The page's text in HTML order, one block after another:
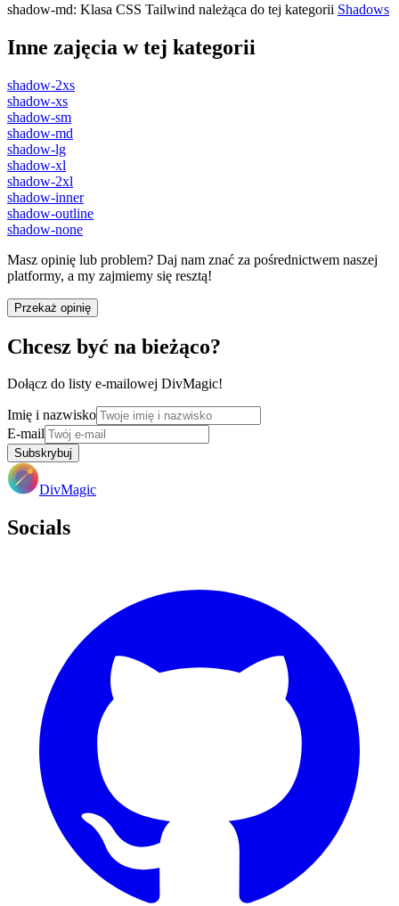
shadow-md: Klasa CSS Tailwind należąca do tej kategorii Shadows
Inne zajęcia w tej kategorii
shadow-2xs
shadow-xs
shadow-sm
shadow-md
shadow-lg
shadow-xl
shadow-2xl
shadow-inner
shadow-outline
shadow-none
Masz opinię lub problem? Daj nam znać za pośrednictwem naszej
platformy, a my zajmiemy się resztą!
Przekaż opinię
Chcesz być na bieżąco?
Dołącz do listy e-mailowej DivMagic!
Imię i nazwisko
E-mail
Subskrybuj
DivMagic
Socials